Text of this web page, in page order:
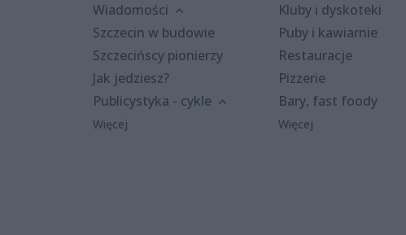
Wiadomości
Szczecin w budowie
Szczecińscy pionierzy
Jak jedziesz?
Publicystyka - cykle
Więcej
Kluby i dyskoteki
Puby i kawiarnie
Restauracje
Pizzerie
Bary, fast foody
Więcej